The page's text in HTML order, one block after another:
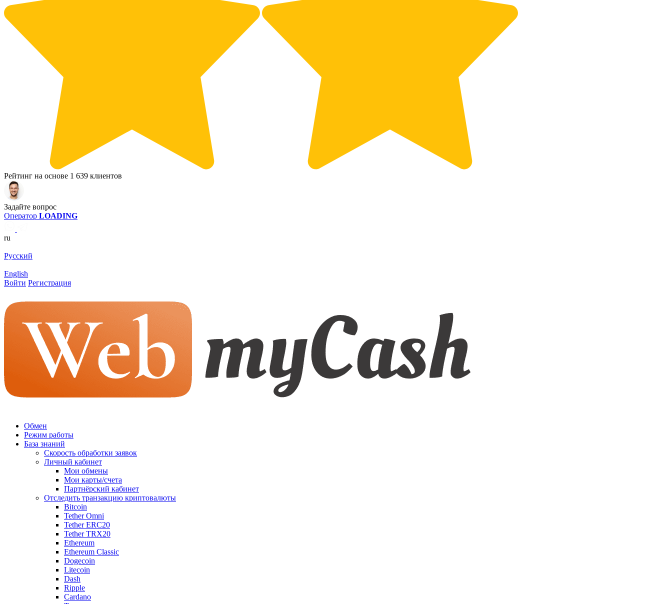
Рейтинг на основе 1 639 клиентов
Задайте вопрос
Оператор LOADING
ru
Русский
English
Войти Регистрация
Обмен
Режим работы
База знаний
Скорость обработки заявок
Личный кабинет
Мои обмены
Мои карты/счета
Партнёрский кабинет
Отследить транзакцию криптовалюты
Bitcoin
Tether Omni
Tether ERC20
Tether TRX20
Ethereum
Ethereum Classic
Dogecoin
Litecoin
Dash
Ripple
Cardano